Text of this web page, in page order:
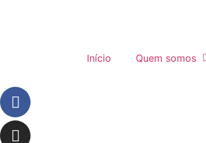
Início Quem somos